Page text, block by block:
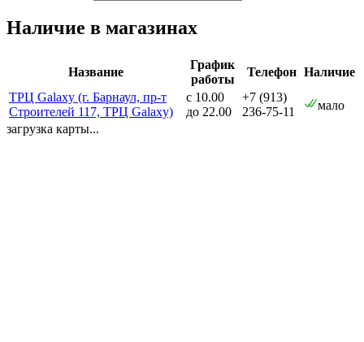
Наличие в магазинах
Название
График
работы
Телефон Наличие
ТРЦ Galaxy (г. Барнаул, пр-т
Строителей 117, ТРЦ Galaxy)
с 10.00
до 22.00
+7 (913)
236-75-11
мало
загрузка карты...